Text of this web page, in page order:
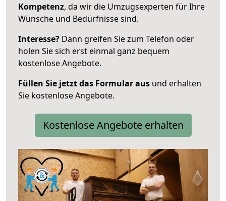
Kompetenz, da wir die Umzugsexperten für Ihre
Wünsche und Bedürfnisse sind.
Interesse? Dann greifen Sie zum Telefon oder
holen Sie sich erst einmal ganz bequem
kostenlose Angebote.
Füllen Sie jetzt das Formular aus und erhalten
Sie kostenlose Angebote.
Kostenlose Angebote erhalten